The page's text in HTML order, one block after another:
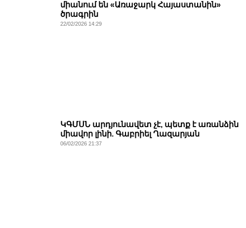
միանում են «Առաջարկ Հայաստանին»
ծրագրին
22/02/2026 14:29
ԿԳՄՍՆ արդյունավետ չէ, պետք է առանձին
միավոր լինի. Գաբրիել Ղազարյան
06/02/2026 21:37